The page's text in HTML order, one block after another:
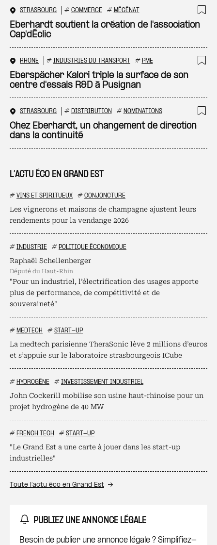
L’ACTU ÉCO EN GRAND EST
# VINS ET SPIRITUEUX # CONJONCTURE
Les vignerons et maisons de champagne ajustent leurs
rendements pour la vendange 2026
# INDUSTRIE # POLITIQUE ÉCONOMIQUE
Raphaël Schellenberger
député du Haut-Rhin
"Pour un industriel, l’électrification des usages apporte
plus de performance, de compétitivité et de
souveraineté"
# MEDTECH # START-UP
La medtech parisienne TheraSonic lève 2 millions d’euros
et s’appuie sur le laboratoire strasbourgeois ICube
# HYDROGÈNE # INVESTISSEMENT INDUSTRIEL
John Cockerill mobilise son usine haut-rhinoise pour un
projet hydrogène de 40 MW
# FRENCH TECH # START-UP
"Le Grand Est a une carte à jouer dans les start-up
industrielles"
Toute l’actu éco en Grand Est
PUBLIEZ UNE ANNONCE LÉGALE
Besoin de publier une annonce légale ? Simplifiez-
STRASBOURG # COMMERCE # MÉCÉNAT
Eberhardt soutient la création de l'association
Cap'dÉclic
RHÔNE # INDUSTRIES DU TRANSPORT # PME
Eberspächer Kalori triple la surface de son
centre d'essais R&D à Pusignan
STRASBOURG # DISTRIBUTION # NOMINATIONS
Chez Eberhardt, un changement de direction
dans la continuité